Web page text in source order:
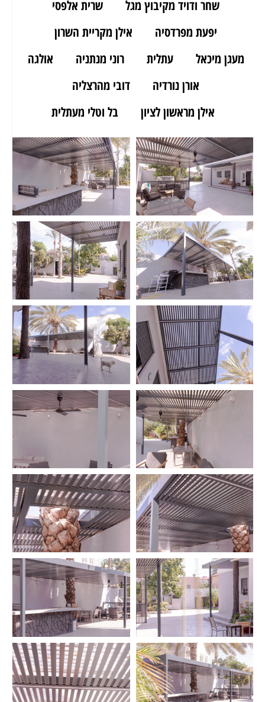
שחר ודויד מקיבוץ מגל
שרית אלפסי
יפעת מפרדסיה
אילן מקריית השרון
מעגן מיכאל
עתלית רוני מנתניה
אולגה
אורן נורדיה
דובי מהרצליה
אילן מראשון לציון
בל וטלי מעתלית